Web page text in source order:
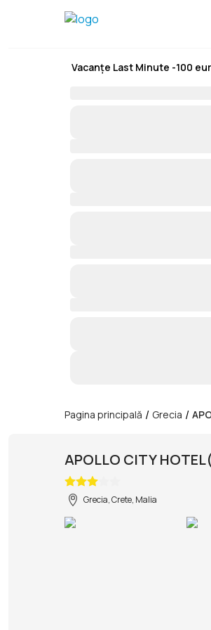
Vacanțe Last Minute -100
Pagina principală / Grecia /
APOLLO CITY
Grecia, Crete, Malia